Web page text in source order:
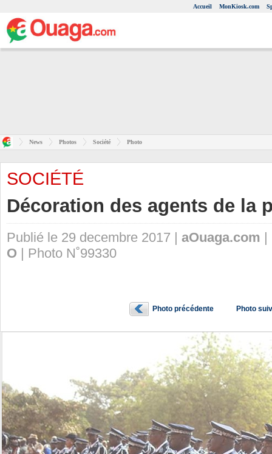
Accueil MonKiosk.com
News Photos Société Photo
SOCIÉTÉ
Décoration des agents de la
Publié le 29 decembre 2017 | aOuaga.com |
O | Photo N˚99330
Photo précédente Photo